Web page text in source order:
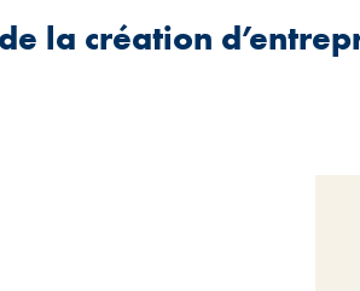
la création